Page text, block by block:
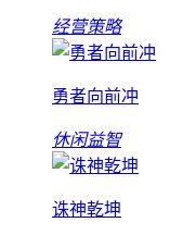
经营策略
勇者向前冲
休闲益智
诛神乾坤